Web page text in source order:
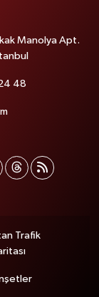
Manolya Apt.
48
Trafik